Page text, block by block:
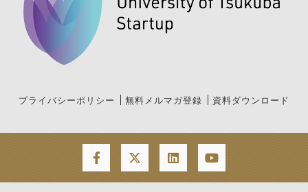
プライバシーポリシー 無料メルマガ登録 資料ダウンロード